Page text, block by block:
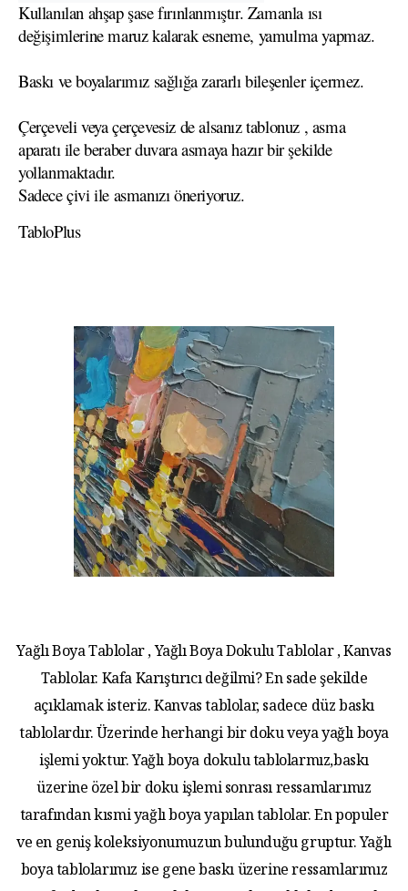
Kullanılan ahşap şase fırınlanmıştır. Zamanla ısı
değişimlerine maruz kalarak esneme, yamulma yapmaz.
Baskı ve boyalarımız sağlığa zararlı bileşenler içermez.
Çerçeveli veya çerçevesiz de alsanız tablonuz , asma
aparatı ile beraber duvara asmaya hazır bir şekilde
yollanmaktadır.
Sadece çivi ile asmanızı öneriyoruz.
TabloPlus
Yağlı Boya Tablolar , Yağlı Boya Dokulu Tablolar , Kanvas
Tablolar. Kafa Karıştırıcı değilmi? En sade şekilde
açıklamak isteriz. Kanvas tablolar, sadece düz baskı
tablolardır. Üzerinde herhangi bir doku veya yağlı boya
işlemi yoktur. Yağlı boya dokulu tablolarmız,baskı
üzerine özel bir doku işlemi sonrası ressamlarımız
tarafından kısmi yağlı boya yapılan tablolar. En populer
ve en geniş koleksiyonumuzun bulunduğu gruptur. Yağlı
boya tablolarımız ise gene baskı üzerine ressamlarımız